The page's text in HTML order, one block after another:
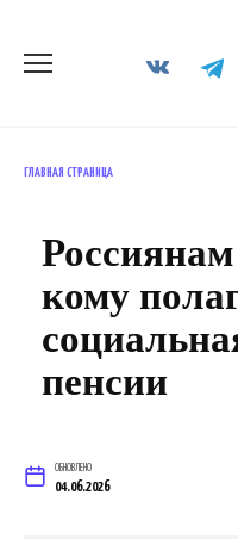
содержанию
ГЛАВНАЯ СТРАНИЦА
кому
пенсии
ОБНОВЛЕНО
04.06.2026